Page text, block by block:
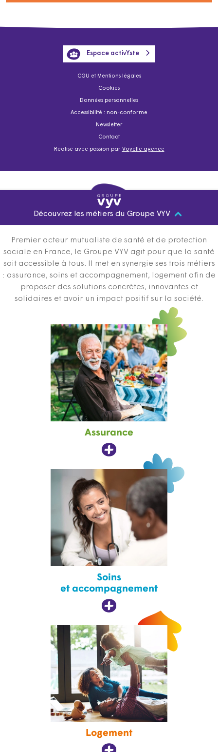
CGU et Mentions légales
Cookies
Données personnelles
Accessibilité : non-conforme
Newsletter
Contact
Réalisé avec passion par Voyelle agence
Espace activYste
Découvrez les métiers du Groupe VYV
Premier acteur mutualiste de santé et de protection
sociale en France, le Groupe VYV agit pour que la santé
soit accessible à tous. Il met en synergie ses trois métiers
: assurance, soins et accompagnement, logement afin de
proposer des solutions concrètes, innovantes et
solidaires et avoir un impact positif sur la société.
Assurance
Soins
et accompagnement
Logement